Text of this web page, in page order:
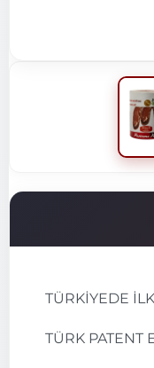
TÜRKİYEDE
TÜRK PATENT